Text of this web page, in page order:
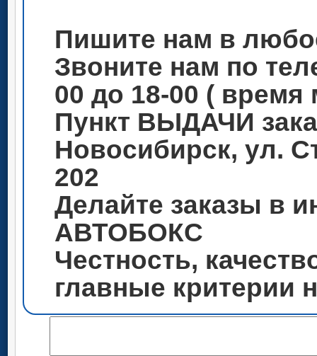
Пишите нам в
Звоните нам по
00 до 18-00 ( время
Пункт ВЫДАЧИ
Новосибирск, ул.
202
Делайте заказы в
АВТОБОКС
Честность,
главные критерии